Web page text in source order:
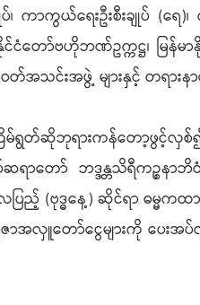
ချုပ်၊ ကာကွယ်ရေးဦးစီးချုပ် (
ငံတော်ဗဟိုဘဏ်ဥက္ကဋ္ဌ၊ မြန်
၊ ဝတ်အသင်းအဖွဲ့ များနှင့် တ
ြိမ်ရွတ်ဆိုဘုရားကန်တော့ဖွင့်
တော် ဘဒ္ဒန္တသိရီကဉ္စနာ
ြည့် (ဗုဒ္ဓနေ့) ဆိုင်ရာ ဓမ္မ
အလှူတော်ငွေများကို ပေးအ